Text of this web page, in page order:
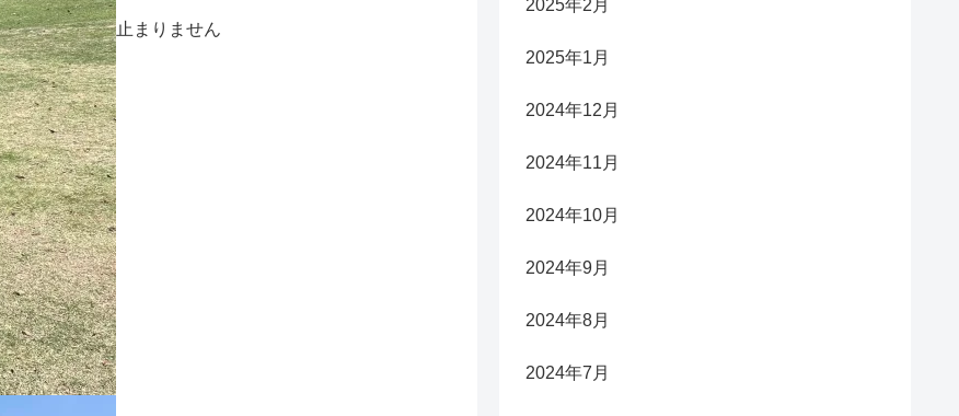
止まりません
2025年2月
2025年1月
2024年12月
2024年11月
2024年10月
2024年9月
2024年8月
2024年7月